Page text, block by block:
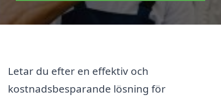
Letar du efter en effektiv och
kostnadsbesparande lösning för